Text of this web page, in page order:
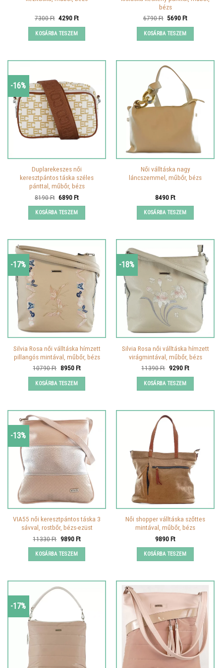
7300Ft Original
was:
7300 Ft.
4290FtCurrent
KOSÁRBA TESZEM
bézs
6790Ft Original
was:
6790 Ft.
5690FtCurrent
KOSÁRBA TESZEM
-16%
Duplarekeszes női
keresztpántos táska széles
pánttal, műbőr, bézs
8190Ft Original
was:
8190 Ft.
6890FtCurrent
KOSÁRBA TESZEM
Női válltáska nagy
láncszemmel, műbőr, bézs
8490Ft
KOSÁRBA TESZEM
-17%
Silvia Rosa női válltáska hímzett
pillangós mintával, műbőr, bézs
10790Ft Original
was:
10790 Ft.
8950FtCurrent
KOSÁRBA TESZEM
-18%
Silvia Rosa női válltáska hímzett
virágmintával, műbőr, bézs
11390Ft Original
was:
11390 Ft.
9290FtCurrent
KOSÁRBA TESZEM
-13%
VIA55 női keresztpántos táska 3
sávval, rostbőr, bézs-ezüst
11330Ft Original
was:
11330 Ft.
9890FtCurrent
KOSÁRBA TESZEM
Női shopper válltáska szőttes
mintával, műbőr, bézs
9890Ft
KOSÁRBA TESZEM
-17%